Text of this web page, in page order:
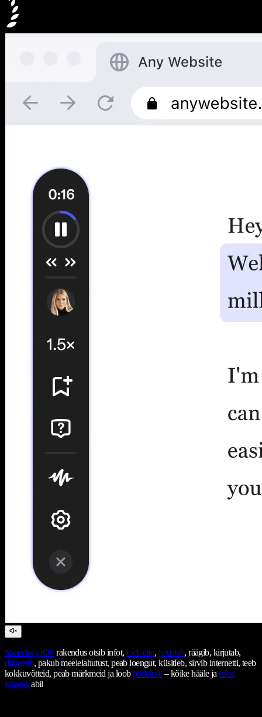
Speechify iOS rakendus otsib infot, loeb ette, jutustab, räägib, kirjutab,
dikteerib, pakub meelelahutust, peab loengut, küsitleb, sirvib internetti, teeb
kokkuvõtteid, peab märkmeid ja loobpodcaste– kõike hääle jatekst
kõneksabil